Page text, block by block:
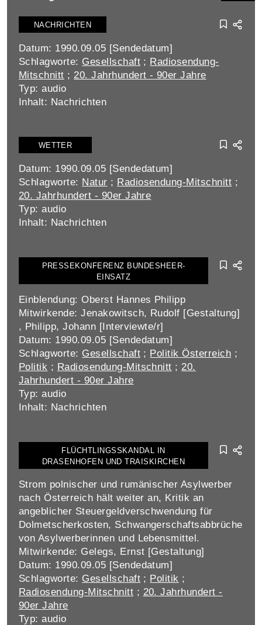
NACHRICHTEN
Datum: 1990.09.05 [Sendedatum]
Schlagworte: Gesellschaft ; Radiosendung-
Mitschnitt ; 20. Jahrhundert - 90er Jahre
Typ: audio
Inhalt: Nachrichten
WETTER
Datum: 1990.09.05 [Sendedatum]
Schlagworte: Natur ; Radiosendung-Mitschnitt ;
20. Jahrhundert - 90er Jahre
Typ: audio
Inhalt: Nachrichten
PRESSEKONFERENZ BUNDESHEER-
EINSATZ
Einblendung: Oberst Hannes Philipp
Mitwirkende: Jenakowitsch, Rudolf [Gestaltung]
, Philipp, Johann [Interviewte/r]
Datum: 1990.09.05 [Sendedatum]
Schlagworte: Gesellschaft ; Politik Österreich ;
Politik ; Radiosendung-Mitschnitt ; 20.
Jahrhundert - 90er Jahre
Typ: audio
Inhalt: Nachrichten
FLÜCHTLINGSSKANDAL IN
DRASENHOFEN UND TRAISKIRCHEN
Strom polnischer und rumänischer Asylwerber
nach Österreich hält weiter an, Kritik an
angeblicher Steuergeldverschwendung für
Dolmetscherkosten, Schwangerschaftsabbrüche
von Asylwerberinnen und Lebensmittel.
Mitwirkende: Gelegs, Ernst [Gestaltung]
Datum: 1990.09.05 [Sendedatum]
Schlagworte: Gesellschaft ; Politik ;
Radiosendung-Mitschnitt ; 20. Jahrhundert -
90er Jahre
Typ: audio